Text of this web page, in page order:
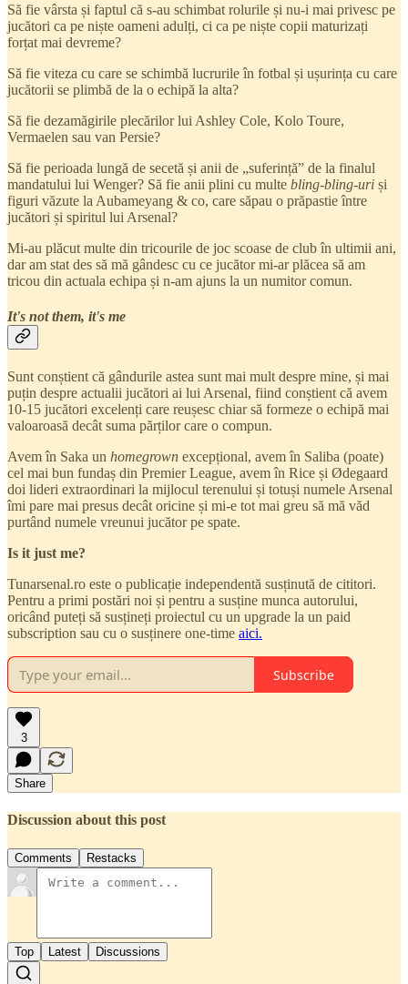
Să fie vârsta și faptul că s-au schimbat rolurile și nu-i mai privesc pe
jucători ca pe niște oameni adulți, ci ca pe niște copii maturizați
forțat mai devreme?
Să fie viteza cu care se schimbă lucrurile în fotbal și ușurința cu care
jucătorii se plimbă de la o echipă la alta?
Să fie dezamăgirile plecărilor lui Ashley Cole, Kolo Toure,
Vermaelen sau van Persie?
Să fie perioada lungă de secetă și anii de „suferință” de la finalul
mandatului lui Wenger? Să fie anii plini cu multe bling-bling-uri și
figuri văzute la Aubameyang & co, care săpau o prăpastie între
jucători și spiritul lui Arsenal?
Mi-au plăcut multe din tricourile de joc scoase de club în ultimii ani,
dar am stat des să mă gândesc cu ce jucător mi-ar plăcea să am
tricou din actuala echipa și n-am ajuns la un numitor comun.
It's not them, it's me
Sunt conștient că gândurile astea sunt mai mult despre mine, și mai
puțin despre actualii jucători ai lui Arsenal, fiind conștient că avem
10-15 jucători excelenți care reușesc chiar să formeze o echipă mai
valoaroasă decât suma părților care o compun.
Avem în Saka un homegrown excepțional, avem în Saliba (poate)
cel mai bun fundaș din Premier League, avem în Rice și Ødegaard
doi lideri extraordinari la mijlocul terenului și totuși numele Arsenal
îmi pare mai presus decât oricine și mi-e tot mai greu să mă văd
purtând numele vreunui jucător pe spate.
Is it just me?
Tunarsenal.ro este o publicație independentă susținută de cititori.
Pentru a primi postări noi și pentru a susține munca autorului,
oricând puteți să susțineți proiectul cu un upgrade la un paid
subscription sau cu o susținere one-time aici.
Subscribe
3
Share
Discussion about this post
Comments Restacks
Top Latest Discussions